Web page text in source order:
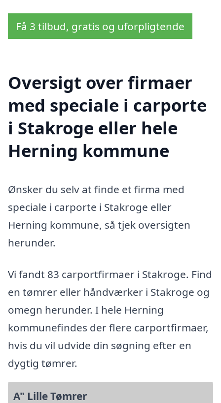
Få 3 tilbud, gratis og uforpligtende
Oversigt over firmaer
med speciale i carporte
i Stakroge eller hele
Herning kommune
Ønsker du selv at finde et firma med
speciale i carporte i Stakroge eller
Herning kommune, så tjek oversigten
herunder.
Vi fandt 83 carportfirmaer i Stakroge. Find
en tømrer eller håndværker i Stakroge og
omegn herunder. I hele Herning
kommunefindes der flere carportfirmaer,
hvis du vil udvide din søgning efter en
dygtig tømrer.
A" Lille Tømrer